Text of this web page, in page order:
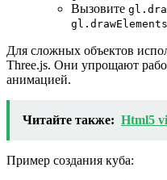
Вызовите
Для сложных объектов
Three.js. Они упрощают
анимацией.
Читайте также: Html5
Пример создания куба: